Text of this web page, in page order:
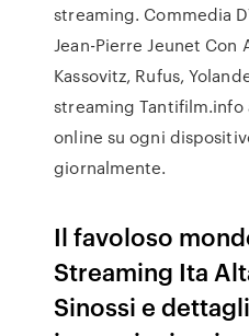
streaming. Commedia
Jean-Pierre Jeunet Con
Kassovitz, Rufus,
streaming Tantifilm.info
online su ogni
giornalmente.
Il favoloso
Streaming Ita
Sinossi e